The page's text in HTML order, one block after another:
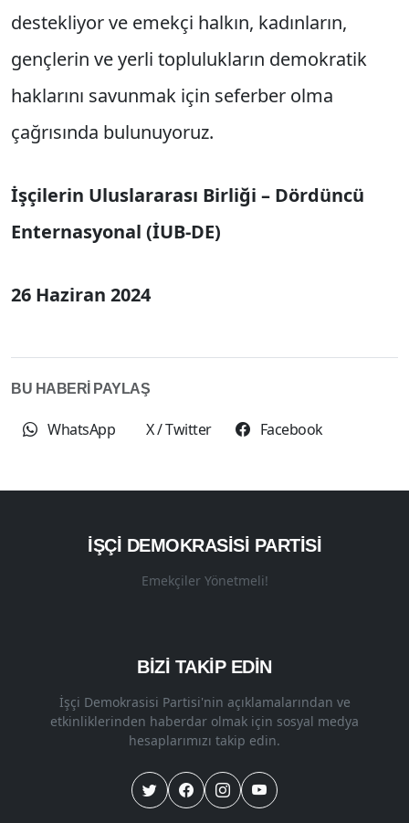
destekliyor ve emekçi halkın, kadınların,
gençlerin ve yerli toplulukların demokratik
haklarını savunmak için seferber olma
çağrısında bulunuyoruz.
İşçilerin Uluslararası Birliği – Dördüncü
Enternasyonal (İUB-DE)
26 Haziran 2024
BU HABERİ PAYLAŞ
WhatsApp X / Twitter Facebook
İŞÇI DEMOKRASISI PARTISI
Emekçiler Yönetmeli!
BİZİ TAKİP EDİN
İşçi Demokrasisi Partisi'nin açıklamalarından ve
etkinliklerinden haberdar olmak için sosyal medya
hesaplarımızı takip edin.